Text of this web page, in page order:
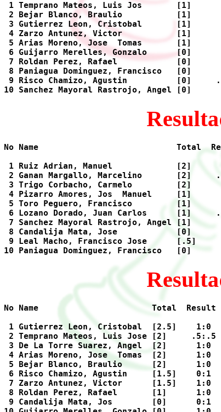
1 Temprano Mateos, Luis Jos       [1]
2 Bejar Blanco, Braulio           [1]
3 Gutierrez Leon, Cristobal       [1]
4 Zarzo Antunez, Victor           [1]
5 Arias Moreno, Jose  Tomas       [1]
6 Guijarro Merelles, Gonzalo      [0]
7 Roldan Perez, Rafael            [0]
8 Paniagua Dominguez, Francisco   [0]
9 Risco Chamizo, Agustin          [0]
No Name                            Total
1 Ruiz Adrian, Manuel             [2]
2 Ganan Margallo, Marcelino       [2]
3 Trigo Corbacho, Carmelo         [2]
4 Pizarro Amores, Jos  Manuel     [1]
5 Toro Peguero, Francisco         [1]
6 Lozano Dorado, Juan Carlos      [1]
7 Sanchez Mayoral Rastrojo, Angel
8 Candalija Mata, Jose            [0]
9 Leal Macho, Francisco Jose      [.5]
No Name                       Total
1 Gutierrez Leon, Cristobal  [2.5]
2 Temprano Mateos, Luis Jose [2]
3 De La Torre Suarez, Angel  [2]
4 Arias Moreno, Jose  Tomas  [2]
5 Bejar Blanco, Braulio      [2]      1:0
6 Risco Chamizo, Agustin     [1.5]    0:1
7 Zarzo Antunez, Victor      [1.5]    1:0
8 Roldan Perez, Rafael       [1]      1:0
9 Candalija Mata, Jos        [0]      0:1